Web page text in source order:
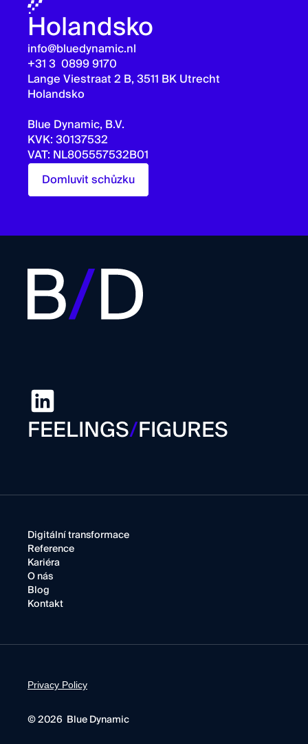
Holandsko
info@bluedynamic.nl
+31 3 0899 9170
Lange Viestraat 2 B, 3511 BK Utrecht
Holandsko
Blue Dynamic, B.V.
KVK: 30137532
VAT: NL805557532B01
Domluvit schůzku
FEELINGS/FIGURES
Digitální transformace
Reference
Kariéra
O nás
Blog
Kontakt
© 2026 Blue Dynamic
Privacy Policy